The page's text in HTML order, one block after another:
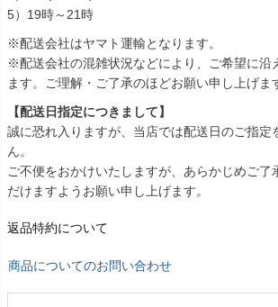
5）19時～21時
※配送会社はヤマト運輸となります。
※配送会社の混雑状況などにより、ご希望に沿
ます。ご理解・ご了承のほどお願い申し上げま
【配送日指定につきまして】
誠に恐れ入りますが、当店では配送日のご指定
ん。
ご不便をおかけいたしますが、あらかじめご了
だけますようお願い申し上げます。
返品特約について
商品についてのお問い合わせ